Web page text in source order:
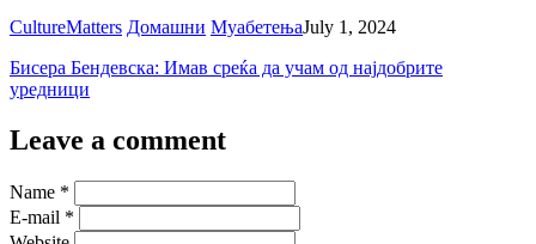
CultureMatters Домашни МуабетењаJuly 1, 2024
Бисера Бендевска: Имав среќа да учам од најдобрите
уредници
Leave a comment
Name *
E-mail *